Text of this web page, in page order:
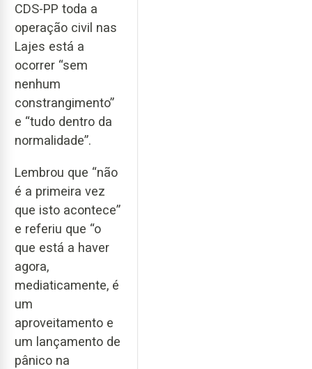
CDS-PP toda a
operação civil nas
Lajes está a
ocorrer “sem
nenhum
constrangimento”
e “tudo dentro da
normalidade”.
Lembrou que “não
é a primeira vez
que isto acontece”
e referiu que “o
que está a haver
agora,
mediaticamente, é
um
aproveitamento e
um lançamento de
pânico na